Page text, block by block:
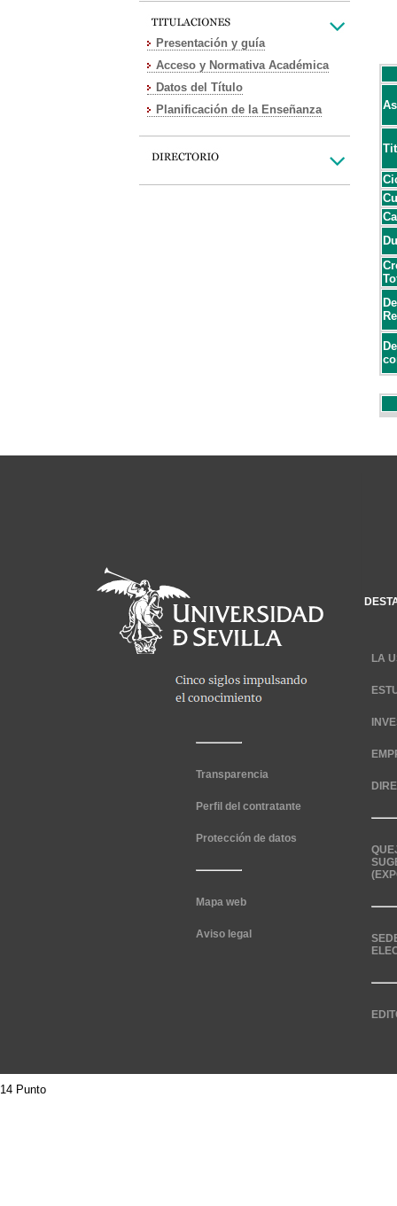
Presentación y guía
Acceso y Normativa Académica
Datos del Título
Planificación de la Enseñanza
Transparencia
Perfil del contratante
Protección de datos
Mapa web
Aviso legal
LA
14 Punto